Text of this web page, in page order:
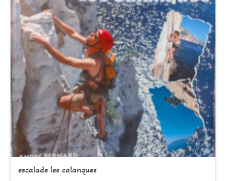
escalade les calanques